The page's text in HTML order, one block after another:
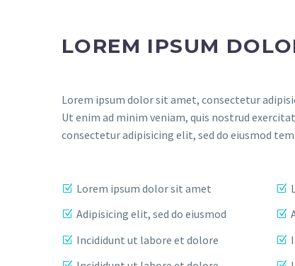
LOREM IPSUM
Lorem ipsum dolor sit amet, consectetur
Ut enim ad minim veniam, quis nostrud
consectetur adipisicing elit, sed do eiusmod
Lorem ipsum dolor sit amet
Adipisicing elit, sed do eiusmod
Incididunt ut labore et dolore